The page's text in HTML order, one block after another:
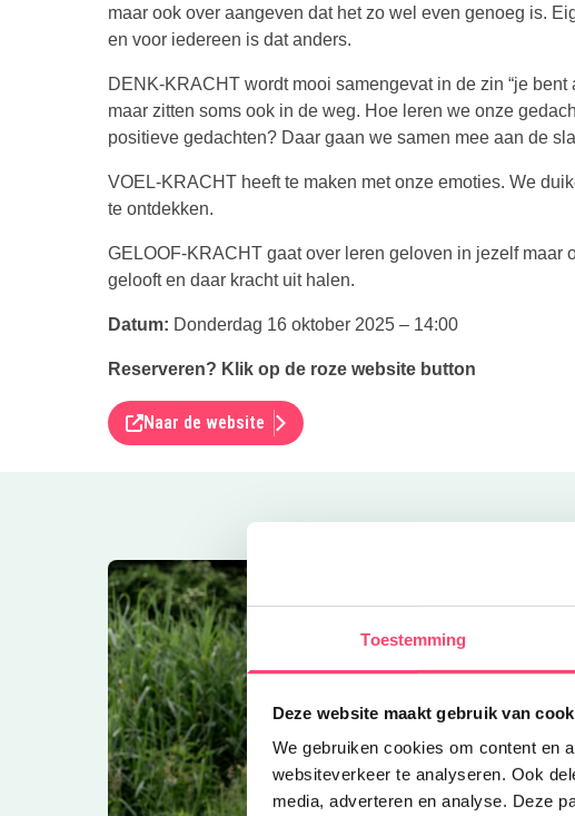
Toestemming
Deze website maakt gebruik van
We gebruiken cookies om content en
websiteverkeer te analyseren. Ook
media, adverteren en analyse. Deze
maar ook over aangeven dat het zo wel even genoeg is.
en voor iedereen is dat anders.
DENK-KRACHT wordt mooi samengevat in de zin “je
maar zitten soms ook in de weg. Hoe leren we onze
positieve gedachten? Daar gaan we samen mee aan de
VOEL-KRACHT heeft te maken met onze emoties. We
te ontdekken.
GELOOF-KRACHT gaat over leren geloven in jezelf maar
gelooft en daar kracht uit halen.
Datum: Donderdag 16 oktober 2025 – 14:00
Reserveren? Klik op de roze website button
Naar de website